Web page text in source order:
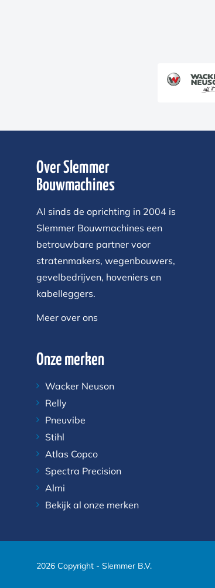
Over Slemmer
Bouwmachines
Al sinds de oprichting in 2004 is
Slemmer Bouwmachines een
betrouwbare partner voor
stratenmakers, wegenbouwers,
gevelbedrijven, hoveniers en
kabelleggers.
Meer over ons
Onze merken
Wacker Neuson
Relly
Pneuvibe
Stihl
Atlas Copco
Spectra Precision
Almi
Bekijk al onze merken
2026 Copyright - Slemmer B.V.